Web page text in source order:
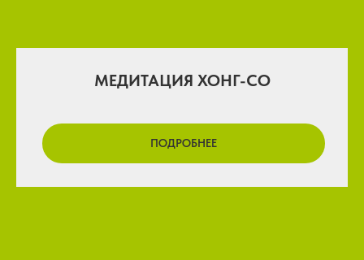
МЕДИТАЦИЯ ХОНГ-СО
ПОДРОБНЕЕ